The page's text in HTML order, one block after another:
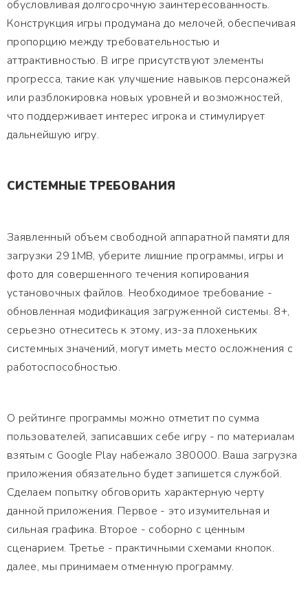
обусловливая долгосрочную заинтересованность.
Конструкция игры продумана до мелочей, обеспечивая
пропорцию между требовательностью и
аттрактивностью. В игре присутствуют элементы
прогресса, такие как улучшение навыков персонажей
или разблокировка новых уровней и возможностей,
что поддерживает интерес игрока и стимулирует
дальнейшую игру.
СИСТЕМНЫЕ ТРЕБОВАНИЯ
Заявленный объем свободной аппаратной памяти для
загрузки 291MB, уберите лишние программы, игры и
фото для совершенного течения копирования
установочных файлов. Необходимое требование -
обновленная модификация загруженной системы. 8+,
серьезно отнеситесь к этому, из-за плохеньких
системных значений, могут иметь место осложнения с
работоспособностью.
О рейтинге программы можно отметит по сумма
пользователей, записавших себе игру - по материалам
взятым с Google Play набежало 380000. Ваша загрузка
приложения обязательно будет запишется службой.
Сделаем попытку обговорить характерную черту
данной приложения. Первое - это изумительная и
сильная графика. Второе - соборно с ценным
сценарием. Третье - практичными схемами кнопок.
далее, мы принимаем отменную программу.